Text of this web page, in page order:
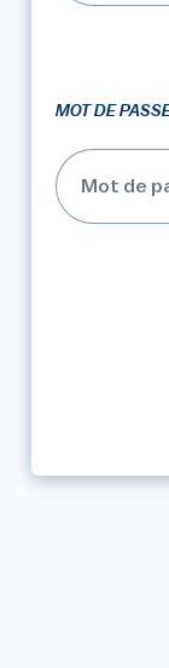
MOT DE